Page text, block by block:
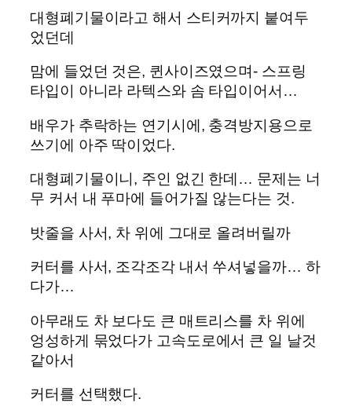
대형폐기물이라고 해서 스티커까지 붙여두
었던데
맘에 들었던 것은, 퀸사이즈였으며- 스프링
타입이 아니라 라텍스와 솜 타입이어서…
배우가 추락하는 연기시에, 충격방지용으로
쓰기에 아주 딱이었다.
대형폐기물이니, 주인 없긴 한데… 문제는 너
무 커서 내 푸마에 들어가질 않는다는 것.
밧줄을 사서, 차 위에 그대로 올려버릴까
커터를 사서, 조각조각 내서 쑤셔넣을까… 하
다가…
아무래도 차 보다도 큰 매트리스를 차 위에
엉성하게 묶었다가 고속도로에서 큰 일 날것
같아서
커터를 선택했다.